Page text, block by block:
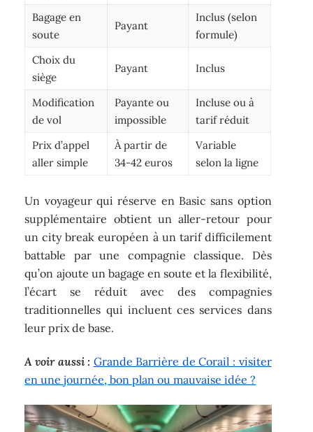
Bagage en
soute
Payant
Inclus (selon
formule)
Choix du
siège
Payant Inclus
Modification
de vol
Payante ou
impossible
Incluse ou à
tarif réduit
Prix d’appel
aller simple
À partir de
34-42 euros
Variable
selon la ligne
Un voyageur qui réserve en Basic sans option
supplémentaire obtient un aller-retour pour
un city break européen à un tarif difficilement
battable par une compagnie classique. Dès
qu’on ajoute un bagage en soute et la flexibilité,
l’écart se réduit avec des compagnies
traditionnelles qui incluent ces services dans
leur prix de base.
A voir aussi : Grande Barrière de Corail : visiter
en une journée, bon plan ou mauvaise idée ?